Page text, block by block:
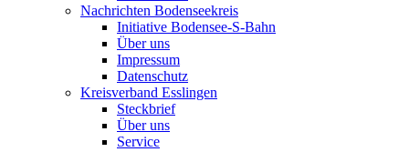
Nachrichten Bodenseekreis
Initiative Bodensee-S-Bahn
Über uns
Impressum
Datenschutz
Kreisverband Esslingen
Steckbrief
Über uns
Service